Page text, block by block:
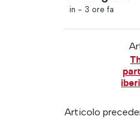
in - 3 ore fa
Articolo